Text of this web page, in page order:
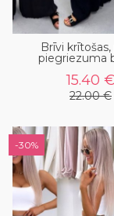
Brīvi
piegriezuma
15.40 €
22.00 €
-30%